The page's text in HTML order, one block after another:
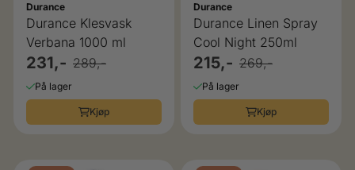
Durance
Durance Klesvask
Verbana 1000 ml
231,- 289,-
På lager
Kjøp
Durance
Durance Linen Spray
Cool Night 250ml
215,- 269,-
På lager
Kjøp